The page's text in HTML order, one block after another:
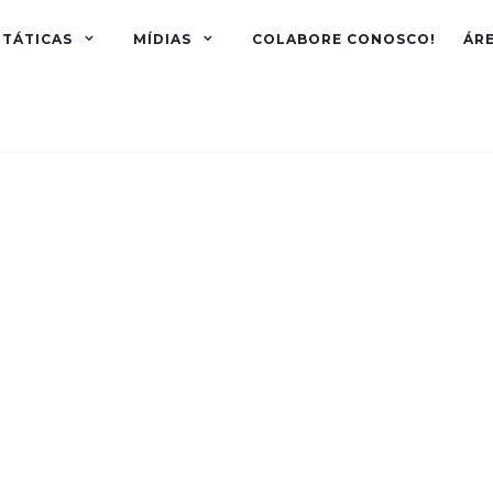
TÁTICAS MÍDIAS COLABORE CONOSCO!